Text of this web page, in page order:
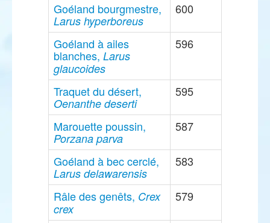
Goéland bourgmestre,
Larus hyperboreus
600
Goéland à ailes
blanches, Larus
glaucoides
596
Traquet du désert,
Oenanthe deserti
595
Marouette poussin,
Porzana parva
587
Goéland à bec cerclé,
Larus delawarensis
583
Râle des genêts, Crex
crex
579